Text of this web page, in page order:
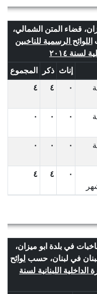
قضاء المتن الشمالي،
اللوائح الرسمية للناخبين
٢٠١٤
إناث ذكر
المجموع
٠ ٤ ٤
٠ ٠ ٠
٠ ٠ ٠
٠ ٤ ٤
في بلدة ابو ميزان،
في لبنان، حسب لوائح
اللبنانية لسنة